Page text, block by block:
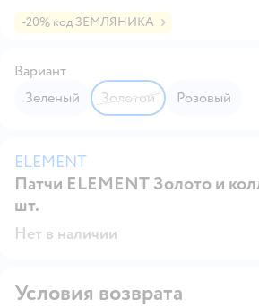
-20% код ЗЕМЛЯНИКА
Вариант
Зеленый
Золотой Розовый
ELEMENT
Патчи ELEMENT Золото и
шт.
Нет в наличии
Условия возврата